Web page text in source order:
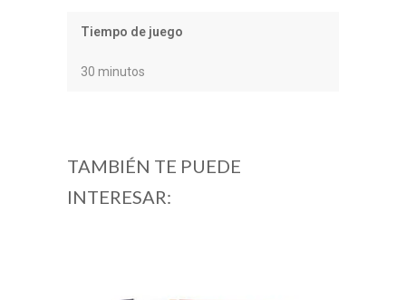
Tiempo de juego
30 minutos
TAMBIÉN TE PUEDE
INTERESAR: